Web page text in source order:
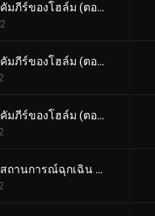
ตอนที่ 670 คัมภีร์ของโฮล์ม (ตอน 4)
ตอนที่ 671 คัมภีร์ของโฮล์ม (ตอน 5)
ตอนที่ 672 คัมภีร์ของโฮล์ม (ตอน 6)
ตอนที่ 673 สถานการณ์ฉุกเฉิน 252 (ตอน 1)